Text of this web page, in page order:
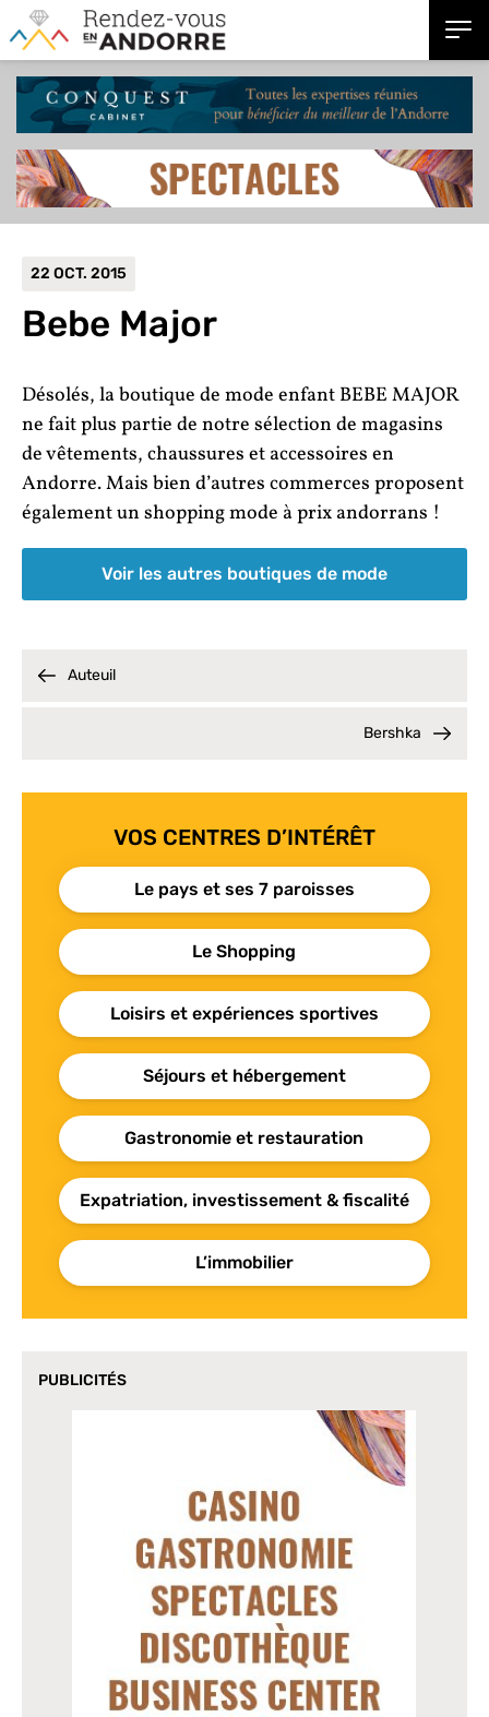
22 OCT. 2015
Bebe Major
Désolés, la boutique de mode enfant BEBE MAJOR
ne fait plus partie de notre sélection de magasins
de vêtements, chaussures et accessoires en
Andorre. Mais bien d’autres commerces proposent
également un shopping mode à prix andorrans !
Voir les autres boutiques de mode
VOS CENTRES D’INTÉRÊT
Le pays et ses 7 paroisses
Le Shopping
Loisirs et expériences sportives
Séjours et hébergement
Gastronomie et restauration
Expatriation, investissement & fiscalité
L’immobilier
PUBLICITÉS
Auteuil
Bershka